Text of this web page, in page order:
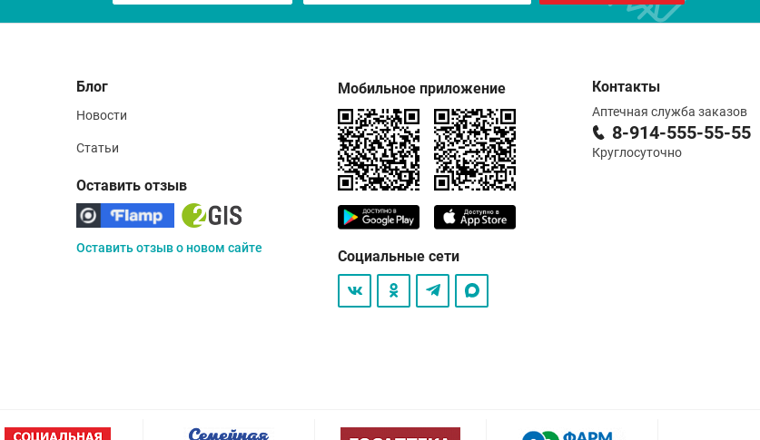
Блог
Новости
Статьи
Оставить отзыв
Оставить отзыв о новом сайте
Мобильное приложение
Социальные сети
Контакты
Аптечная служба заказов
8-914-555-55-55
Круглосуточно